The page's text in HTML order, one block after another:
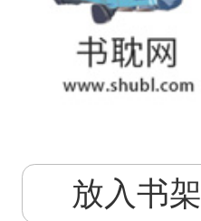
放入书架